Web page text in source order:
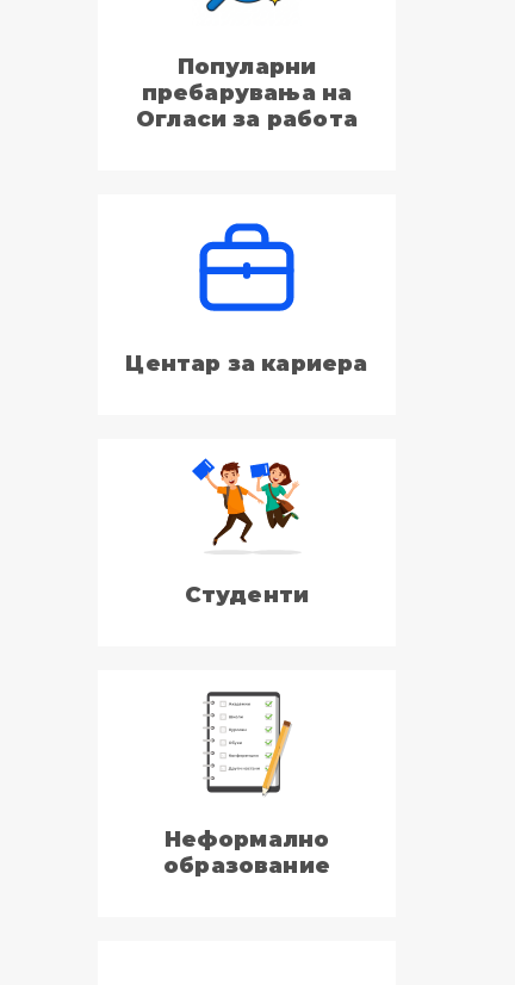
Популарни
пребарувања на
Огласи за работа
Центар за кариера
Студенти
Неформално
образование